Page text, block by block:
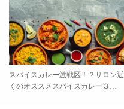
スパイスカレー激戦区！？サロン近
くのオススメスパイスカレー３…